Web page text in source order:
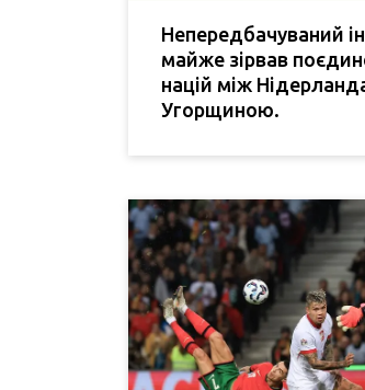
Непередбачуваний
майже зірвав
націй між
Угорщиною.